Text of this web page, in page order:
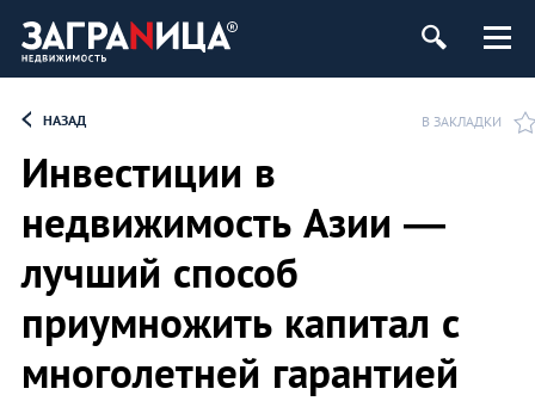
НАЗАД В ЗАКЛАДКИ
Инвестиции в
недвижимость Азии —
лучший способ
приумножить капитал с
многолетней гарантией